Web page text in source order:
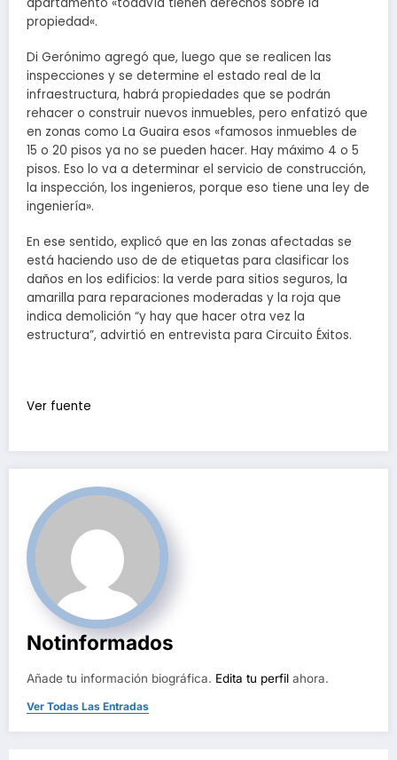
propiedad«.
Di Gerónimo agregó que, luego que se realicen las
inspecciones y se determine el estado real de la
infraestructura, habrá propiedades que se podrán
rehacer o construir nuevos inmuebles, pero enfatizó que
en zonas como La Guaira esos «famosos inmuebles de
15 o 20 pisos ya no se pueden hacer. Hay máximo 4 o 5
pisos. Eso lo va a determinar el servicio de construcción,
la inspección, los ingenieros, porque eso tiene una ley de
ingeniería».
En ese sentido, explicó que en las zonas afectadas se
está haciendo uso de de etiquetas para clasificar los
daños en los edificios: la verde para sitios seguros, la
amarilla para reparaciones moderadas y la roja que
indica demolición “y hay que hacer otra vez la
estructura”, advirtió en entrevista para Circuito Éxitos.
Ver fuente
Notinformados
Añade tu información biográfica. Edita tu perfil ahora.
Ver Todas Las Entradas